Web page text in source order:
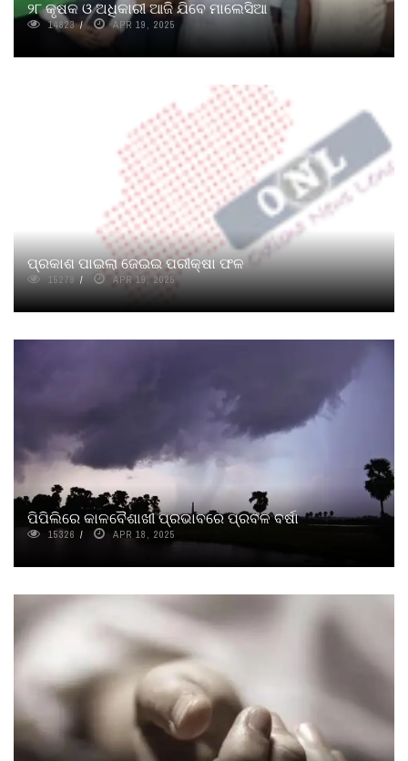
୨୮ କୃଷକ ଓ ଅଧିକାରୀ ଆଜି ଯିବେ ମାଲେସିଆ
14823 APR 19, 2025
ପ୍ରକାଶ ପାଇଲା ଜେଇଇ ପରୀକ୍ଷା ଫଳ
15279 APR 19, 2025
ପିପିଲିରେ କାଳବୈଶାଖୀ ପ୍ରଭାବରେ ପ୍ରବଳ ବର୍ଷା
15326 APR 18, 2025